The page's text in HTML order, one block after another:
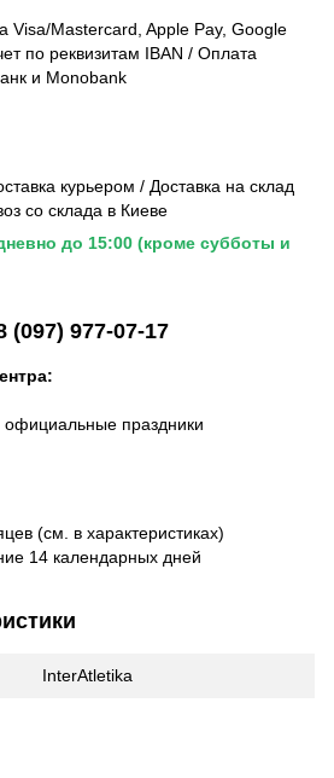
Visa/Mastercard, Apple Pay, Google
по реквизитам IBAN / Оплата
и Monobank
курьером / Доставка на склад
со склада в Киеве
до 15:00 (кроме субботы и
(097) 977-07-17
праздники
(см. в характеристиках)
14 календарных дней
InterAtletika